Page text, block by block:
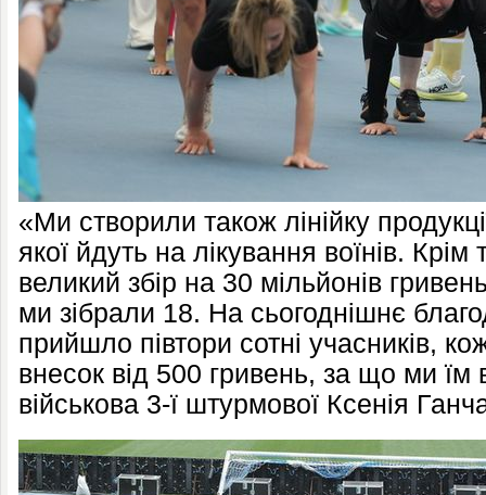
«Ми створили також лінійку
якої йдуть на лікування воїнів. Крім
великий збір на 30 мільйонів
ми зібрали 18. На сьогоднішнє
прийшло півтори сотні учасників,
внесок від 500 гривень, за що ми їм
військова 3-ї штурмової Ксенія